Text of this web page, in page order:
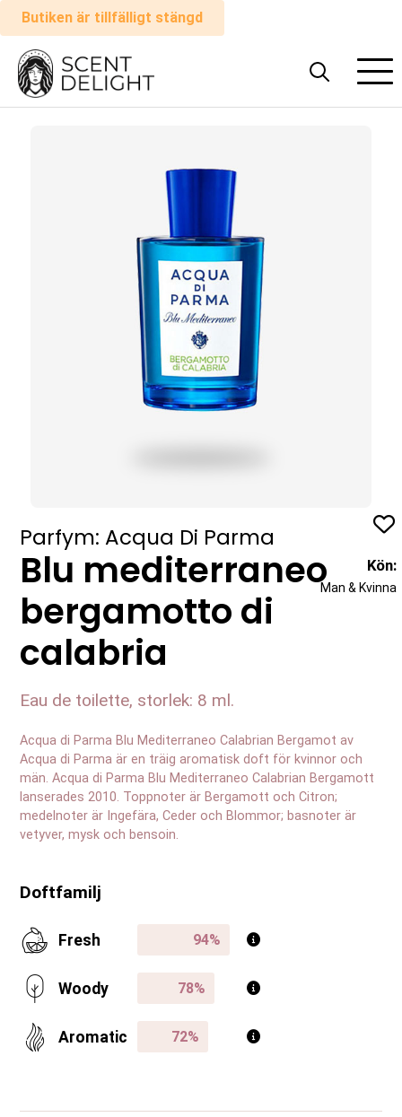
Butiken är tillfälligt stängd
Alla
parfymer
Parfym: Acqua Di Parma
Blu mediterraneo
bergamotto di
calabria
Eau de toilette, storlek: 8 ml.
Acqua di Parma Blu Mediterraneo Calabrian Bergamot av
Acqua di Parma är en träig aromatisk doft för kvinnor och
män. Acqua di Parma Blu Mediterraneo Calabrian Bergamott
lanserades 2010. Toppnoter är Bergamott och Citron;
medelnoter är Ingefära, Ceder och Blommor; basnoter är
vetyver, mysk och bensoin.
Doftfamilj
Fresh
Woody
Aromatic
Kön:
Man & Kvinna